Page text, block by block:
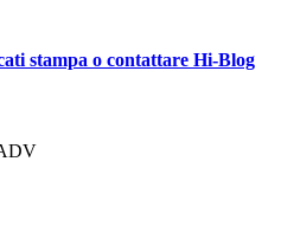
stampa o contattare Hi-Blog